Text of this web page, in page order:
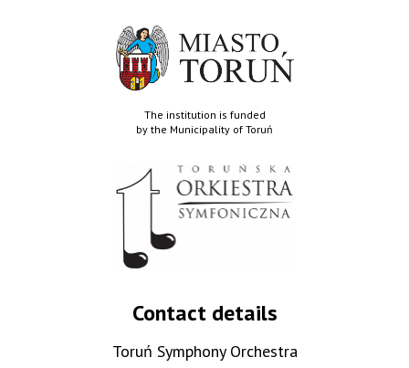
The institution is funded
by the Municipality of Toruń
Contact details
Toruń Symphony Orchestra